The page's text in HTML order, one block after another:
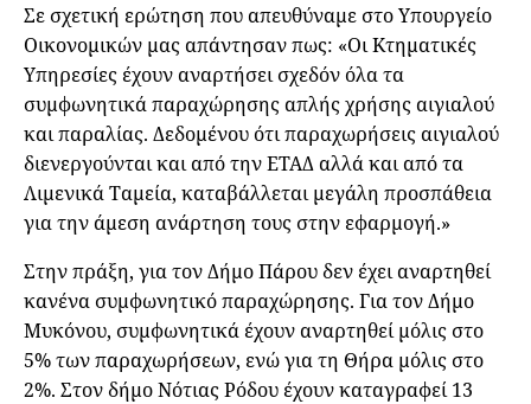
Σε σχετική ερώτηση που απευθύναμε στο Υπουργείο
Οικονομικών μας απάντησαν πως: «Οι Κτηματικές
Υπηρεσίες έχουν αναρτήσει σχεδόν όλα τα
συμφωνητικά παραχώρησης απλής χρήσης αιγιαλού
και παραλίας. Δεδομένου ότι παραχωρήσεις αιγιαλού
διενεργούνται και από την ΕΤΑΔ αλλά και από τα
Λιμενικά Ταμεία, καταβάλλεται μεγάλη προσπάθεια
για την άμεση ανάρτηση τους στην εφαρμογή.»
Στην πράξη, για τον Δήμο Πάρου δεν έχει αναρτηθεί
κανένα συμφωνητικό παραχώρησης. Για τον Δήμο
Μυκόνου, συμφωνητικά έχουν αναρτηθεί μόλις στο
5% των παραχωρήσεων, ενώ για τη Θήρα μόλις στο
2%. Στον δήμο Νότιας Ρόδου έχουν καταγραφεί 13